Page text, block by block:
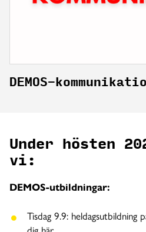
DEMOS-
Under hösten
vi:
DEMOS-utbildningar:
Tisdag 9.9: heldagsutbildning